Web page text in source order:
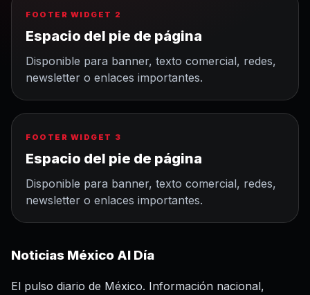
FOOTER WIDGET 2
Espacio del pie de página
Disponible para banner, texto comercial, redes,
newsletter o enlaces importantes.
FOOTER WIDGET 3
Espacio del pie de página
Disponible para banner, texto comercial, redes,
newsletter o enlaces importantes.
Noticias México Al Día
El pulso diario de México. Información nacional,